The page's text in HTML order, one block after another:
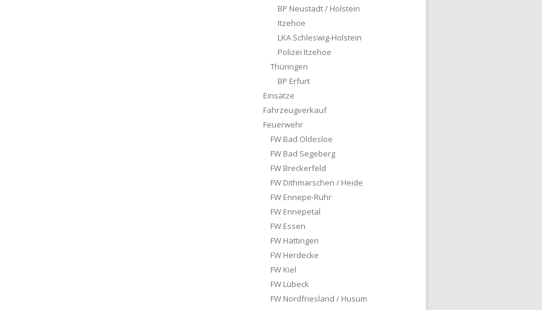
BP Neustadt / Holstein
Itzehoe
LKA Schleswig-Holstein
Polizei Itzehoe
Thüringen
BP Erfurt
Einsätze
Fahrzeugverkauf
Feuerwehr
FW Bad Oldesloe
FW Bad Segeberg
FW Breckerfeld
FW Dithmarschen / Heide
FW Ennepe-Ruhr
FW Ennepetal
FW Essen
FW Hattingen
FW Herdecke
FW Kiel
FW Lübeck
FW Nordfriesland / Husum